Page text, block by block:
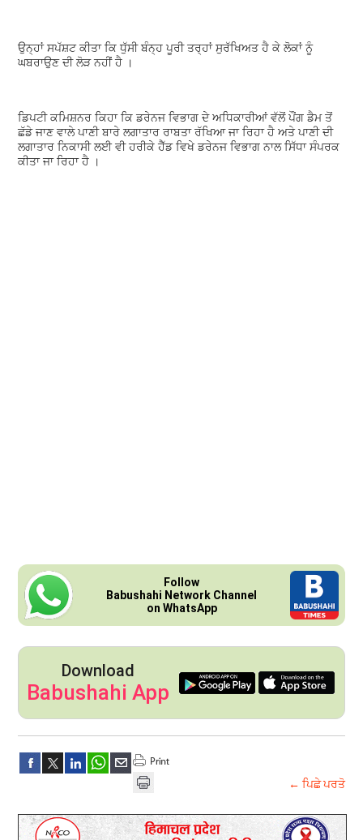
ਉਨ੍ਹਾਂ ਸਪੱਸ਼ਟ ਕੀਤਾ ਕਿ ਧੁੱਸੀ ਬੰਨ੍ਹ ਪੂਰੀ ਤਰ੍ਹਾਂ ਸੁਰੱਖਿਅਤ ਹੈ ਕੇ ਲੋਕਾਂ ਨੂੰ
ਘਬਰਾਉਣ ਦੀ ਲੋੜ ਨਹੀਂ ਹੈ ।
ਡਿਪਟੀ ਕਮਿਸ਼ਨਰ ਕਿਹਾ ਕਿ ਡਰੇਨਜ ਵਿਭਾਗ ਦੇ ਅਧਿਕਾਰੀਆਂ ਵੱਲੋਂ ਪੌਂਗ ਡੈਮ ਤੋਂ
ਛੱਡੇ ਜਾਣ ਵਾਲੇ ਪਾਣੀ ਬਾਰੇ ਲਗਾਤਾਰ ਰਾਬਤਾ ਰੱਖਿਆ ਜਾ ਰਿਹਾ ਹੈ ਅਤੇ ਪਾਣੀ ਦੀ
ਲਗਾਤਾਰ ਨਿਕਾਸੀ ਲਈ ਵੀ ਹਰੀਕੇ ਹੈੱਡ ਵਿਖੇ ਡਰੇਨਜ ਵਿਭਾਗ ਨਾਲ ਸਿੱਧਾ ਸੰਪਰਕ
ਕੀਤਾ ਜਾ ਰਿਹਾ ਹੈ ।
Follow
Babushahi Network Channel
on WhatsApp
Download
Babushahi App
← ਪਿਛੇ ਪਰਤੋ